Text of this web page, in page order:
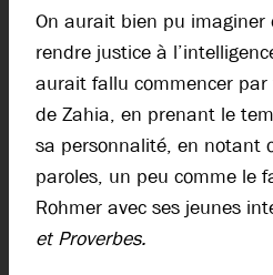
On aurait bien pu imaginer
rendre justice à
aurait fallu commencer
de Zahia, en prenant le
sa personnalité, en notant
paroles, un peu comme le
Rohmer avec ses jeunes
et Proverbes.